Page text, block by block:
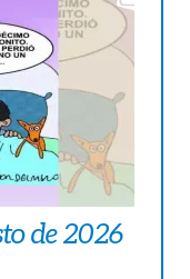
de 2026